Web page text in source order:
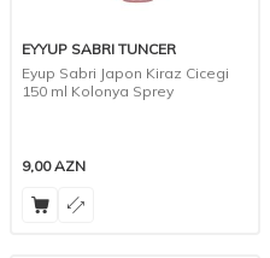
EYYUP SABRI TUNCER
Eyup Sabri Japon Kiraz Cicegi
150 ml Kolonya Sprey
9,00AZN